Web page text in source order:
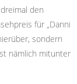
den
für „Danni
sondern
nämlich mitunter